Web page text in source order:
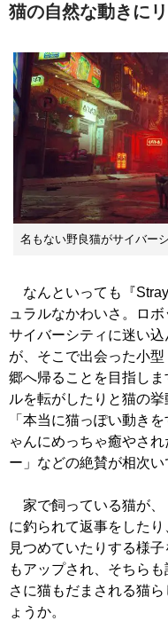
猫の自然な動きに
名もない野良猫がサイバー
なんといっても『
ュラルなかわいさ。ロ
サイバーシティに迷い
が、そこで出会った小
郷へ帰ることを目指し
ルを転がしたりと猫の挙
「本当に猫っぽい動き
ゃんにめっちゃ癒やさ
ー」などの絶賛が相次い
家で飼っている猫が、
に釣られて返事をした
見つめていたりする様
もアップされ、そちら
さに猫もだまされる猫
ょうか。